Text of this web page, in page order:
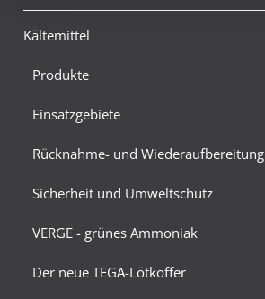
Kältemittel
Produkte
Einsatzgebiete
Rücknahme- und Wiederaufbereitung
Sicherheit und Umweltschutz
VERGE - grünes Ammoniak
Der neue TEGA-Lötkoffer